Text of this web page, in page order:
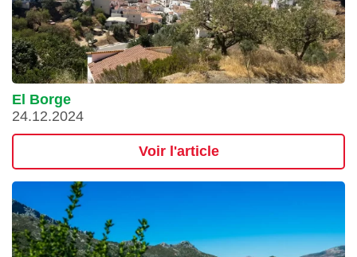
El Borge
24.12.2024
Voir l'article